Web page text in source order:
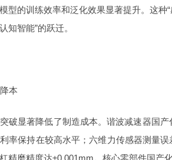
型的训练效率和泛化效果显著提升。这种
知智能”的跃迁。
本
破显著降低了制造成本。谐波减速器国
率保持在较高水平；六维力传感器测量
精磨精度达±0.001mm。核心零部件国产